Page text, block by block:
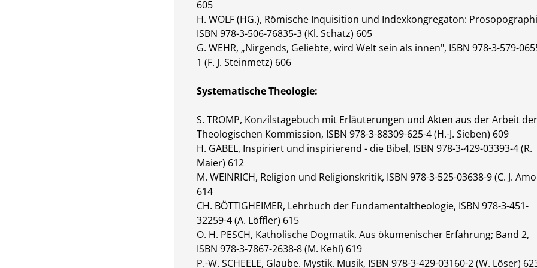
605
H. WOLF (HG.), Römische Inquisition und Indexkongregaton:
ISBN 978-3-506-76835-3 (Kl. Schatz) 605
G. WEHR, „Nirgends, Geliebte, wird Welt sein als innen", ISBN 978-3-579-
1 (F. J. Steinmetz) 606
Systematische Theologie:
S. TROMP, Konzilstagebuch mit Erläuterungen und Akten aus der Arbeit der
Theologischen Kommission, ISBN 978-3-88309-625-4 (H.-J. Sieben) 609
H. GABEL, Inspiriert und inspirierend - die Bibel, ISBN 978-3-429-03393-4 (R.
Maier) 612
M. WEINRICH, Religion und Religionskritik, ISBN 978-3-525-03638-9 (C. J.
614
CH. BÖTTIGHEIMER, Lehrbuch der Fundamentaltheologie, ISBN 978-3-451-
32259-4 (A. Löffler) 615
O. H. PESCH, Katholische Dogmatik. Aus ökumenischer Erfahrung; Band 2,
ISBN 978-3-7867-2638-8 (M. Kehl) 619
P.-W. SCHEELE, Glaube. Mystik. Musik, ISBN 978-3-429-03160-2 (W. Löser)